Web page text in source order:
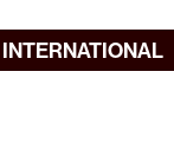
INTERNATIONAL